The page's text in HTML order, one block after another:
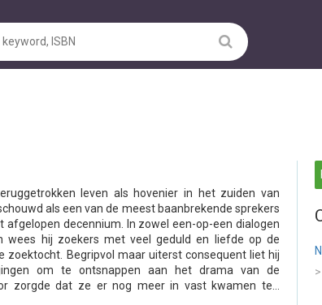
leven als hovenier in het zuiden van
als een van de meest baanbrekende sprekers
afgelopen decennium. In zowel een-op-een dialogen
wees hij zoekers met veel geduld en liefde op de
zoektocht. Begripvol maar uiterst consequent liet hij
om te ontsnappen aan het drama van de
zorgde dat ze er nog meer in vast kwamen te...
>